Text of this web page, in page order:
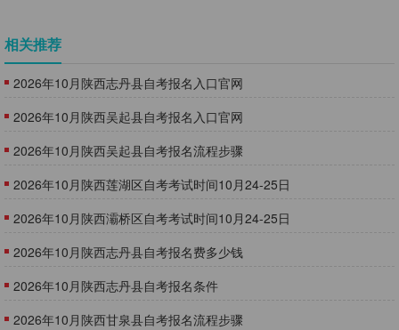
相关推荐
2026年10月陕西志丹县自考报名入口官网
2026年10月陕西吴起县自考报名入口官网
2026年10月陕西吴起县自考报名流程步骤
2026年10月陕西莲湖区自考考试时间10月24-25日
2026年10月陕西灞桥区自考考试时间10月24-25日
2026年10月陕西志丹县自考报名费多少钱
2026年10月陕西志丹县自考报名条件
2026年10月陕西甘泉县自考报名流程步骤